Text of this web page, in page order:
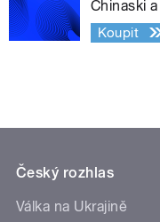
Chinaski
Koupit
Český rozhlas
Válka na Ukrajině